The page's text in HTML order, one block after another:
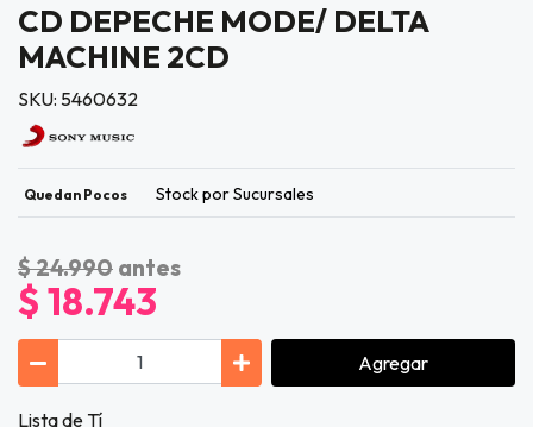
CD DEPECHE MODE/ DELTA
MACHINE 2CD
SKU: 5460632
Quedan Pocos Stock por Sucursales
$ 24.990 antes
$ 18.743
Agregar
Lista de Tí